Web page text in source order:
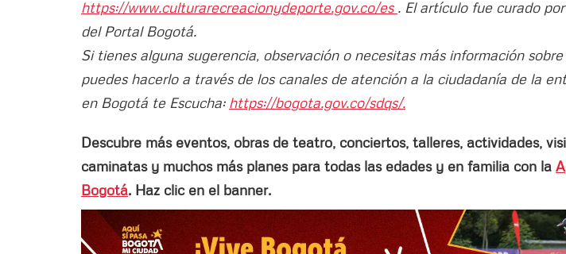
https://www.culturarecreacionydeporte.gov.co/es . El artículo fue curado
del Portal Bogotá.
Si tienes alguna sugerencia, observación o necesitas más información
puedes hacerlo a través de los canales de atención a la ciudadanía de la
en Bogotá te Escucha: https://bogota.gov.co/sdqs/.
Descubre más eventos, obras de teatro, conciertos, talleres, actividades,
caminatas y muchos más planes para todas las edades y en familia con la
Bogotá. Haz clic en el banner.